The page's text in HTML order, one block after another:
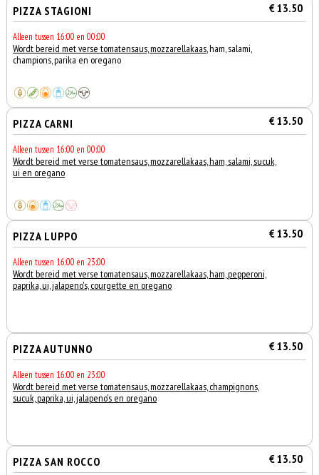
PIZZA STAGIONI € 13.50
Alleen tussen 16:00 en 00:00
Wordt bereid met verse tomatensaus, mozzarellakaas, ham, salami,
champions, parika en oregano
PIZZA CARNI € 13.50
Alleen tussen 16:00 en 00:00
Wordt bereid met verse tomatensaus, mozzarellakaas, ham, salami, sucuk,
ui en oregano
PIZZA LUPPO € 13.50
Alleen tussen 16:00 en 23:00
Wordt bereid met verse tomatensaus, mozzarellakaas, ham, pepperoni,
paprika, ui, jalapeno's, courgette en oregano
PIZZA AUTUNNO € 13.50
Alleen tussen 16:00 en 23:00
Wordt bereid met verse tomatensaus, mozzarellakaas, champignons,
sucuk, paprika, ui, jalapeno's en oregano
PIZZA SAN ROCCO € 13.50